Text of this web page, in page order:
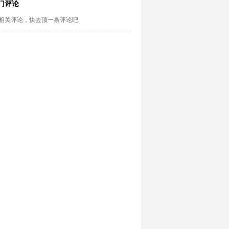
评论
关评论，快去顶一条评论吧